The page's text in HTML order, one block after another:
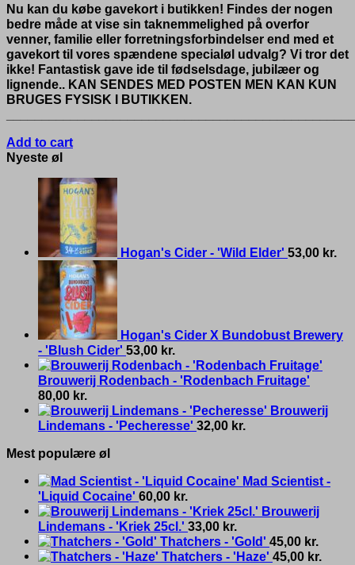
Nu kan du købe gavekort i butikken! Findes der nogen
bedre måde at vise sin taknemmelighed på overfor
venner, familie eller forretningsforbindelser end med et
gavekort til vores spændene specialøl udvalg? Vi tror det
ikke! Fantastisk gave ide til fødselsdage, jubilæer og
lignende.. KAN SENDES MED POSTEN MEN KAN KUN
BRUGES FYSISK I BUTIKKEN.
Add to cart
Nyeste øl
Hogan's Cider - 'Wild Elder' 53,00 kr.
Hogan's Cider X Bundobust Brewery
- 'Blush Cider' 53,00 kr.
Brouwerij Rodenbach - 'Rodenbach Fruitage'
80,00 kr.
Brouwerij
Lindemans - 'Pecheresse' 32,00 kr.
Mest populære øl
Mad Scientist -
'Liquid Cocaine' 60,00 kr.
Brouwerij
Lindemans - 'Kriek 25cl.' 33,00 kr.
Thatchers - 'Gold' 45,00 kr.
Thatchers - 'Haze' 45,00 kr.